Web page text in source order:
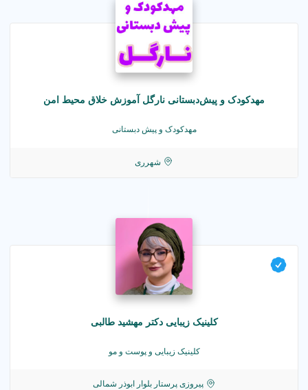
مهدکودک و پیش‌دبستانی نارگل آموزش خلاق محیط امن
مهدکودک و پیش دبستانی
شهرری
کلینیک زیبایی دکتر مهشید طالبی
کلینیک زیبایی و پوست و مو
پیروزی پرستار بلوار ابوذر شمالی